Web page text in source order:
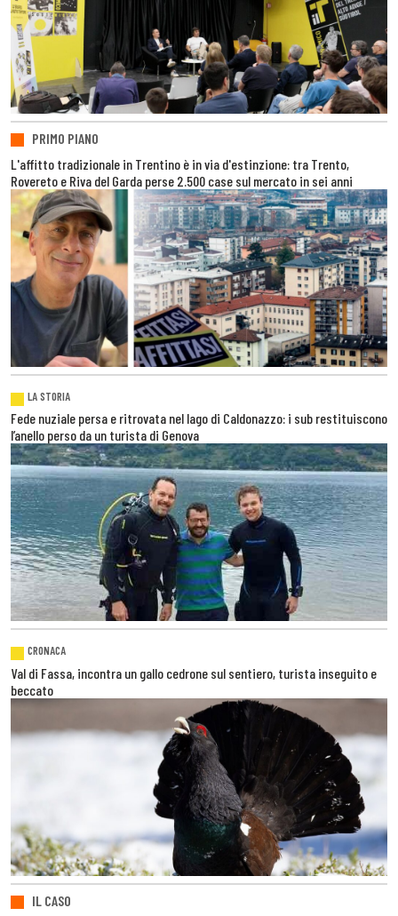
PRIMO PIANO
L'affitto tradizionale in Trentino è in via d'estinzione: tra Trento,
Rovereto e Riva del Garda perse 2.500 case sul mercato in sei anni
LA STORIA
Fede nuziale persa e ritrovata nel lago di Caldonazzo: i sub restituiscono
l’anello perso da un turista di Genova
CRONACA
Val di Fassa, incontra un gallo cedrone sul sentiero, turista inseguito e
beccato
IL CASO